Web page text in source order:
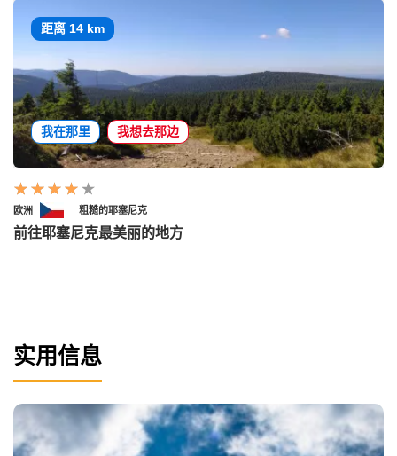
距离 14 km
我在那里 我想去那边
欧洲 粗糙的耶塞尼克
前往耶塞尼克最美丽的地方
实用信息